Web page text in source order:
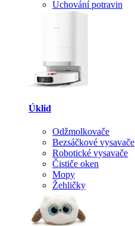
Uchování potravin
Úklid
Odžmolkovače
Bezsáčkové vysavače
Robotické vysavače
Čističe oken
Mopy
Žehličky